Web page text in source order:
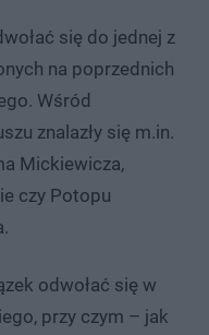
się do jednej z
na poprzednich
Wśród
znalazły się m.in.
Mickiewicza,
czy Potopu
odwołać się w
przy czym – jak